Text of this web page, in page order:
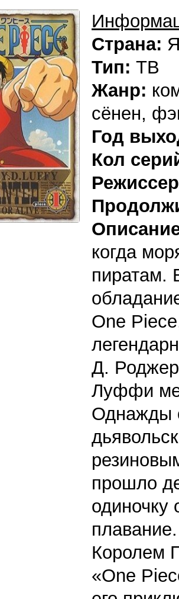
Страна:
Тип: ТВ
Жанр:
сёнен,
Год
Кол
когда
пиратам.
One
Д.
Луффи
Однажды
прошло
одиночку
Королем
«One